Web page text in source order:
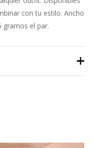
con tu estilo. Ancho
gramos el par.